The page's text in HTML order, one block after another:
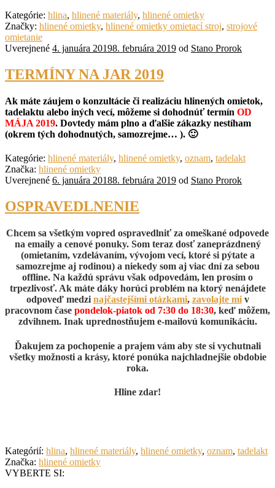
Kategórie: hlina, hlinené materiály, hlinené omietky
Značky: hlinené omietky, hlinené omietky omietací stroj, strojové
omietanie
Uverejnené 4. januára 20198. februára 2019 od Stano Prorok
TERMÍNY NA JAR 2019
Ak máte záujem o konzultácie či realizáciu hlinených omietok,
tadelaktu alebo iných vecí, môžeme si dohodnúť termín OD
MÁJA 2019. Dovtedy mám plno a ďalšie zákazky nestíham
(okrem tých dohodnutých, samozrejme… ). 🙂
Kategórie: hlinené materiály, hlinené omietky, oznam, tadelakt
Značka: hlinené omietky
Uverejnené 6. januára 20188. februára 2019 od Stano Prorok
OSPRAVEDLNENIE
Chcem sa všetkým vopred ospravedlniť za omeškané odpovede
na emaily a cenové ponuky. Som teraz dosť zaneprázdnený
(omietaním, vzdelávaním, vývojom vecí, ktoré si pýtate a
samozrejme aj rodinou) a niekedy som aj viac dní za sebou
offline. Na každú správu však odpovedám, len prosím o
trpezlivosť. Ak máte dáky horúci problém na ktorý nenájdete
odpoveď medzinajčastejšími otázkami, zavolajte miv
pracovnom čase pondelok-piatok od 7:30 do 18:30, keď môžem,
zdvihnem. Inak uprednostňujem e-mailovú komunikáciu.
Ďakujem za pochopenie a prajem vám aby ste si vychutnali
všetky možnosti a krásy, ktoré ponúka najchladnejšie obdobie
roka.
Hline zdar!
Kategórií: hlina, hlinené materiály, hlinené omietky, oznam, tadelakt
Značka: hlinené omietky
VYBERTE SI: